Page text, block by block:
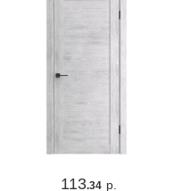
113.34 р.